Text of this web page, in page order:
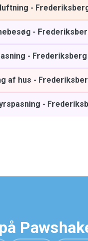
-
-
- Frederiksberg
af hus -
-